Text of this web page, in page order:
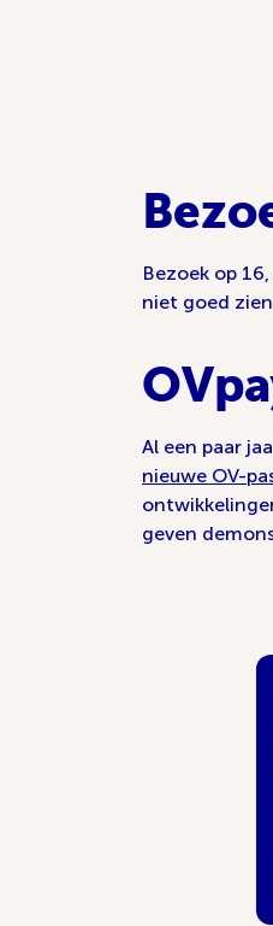
Bezoek op
niet goed
Al een paar
nieuwe OV-
geven